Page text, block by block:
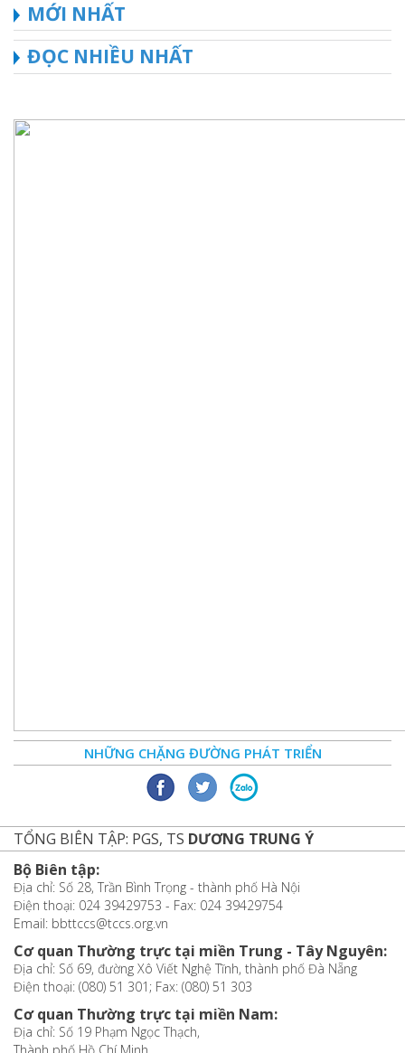
MỚI NHẤT
ĐỌC NHIỀU NHẤT
NHỮNG CHẶNG ĐƯỜNG PHÁT TRIỂN
TỔNG BIÊN TẬP: PGS, TS DƯƠNG TRUNG Ý
Bộ Biên tập:
Địa chỉ: Số 28, Trần Bình Trọng - thành phố Hà Nội
Điện thoại: 024 39429753 - Fax: 024 39429754
Email: bbttccs@tccs.org.vn
Cơ quan Thường trực tại miền Trung - Tây Nguyên:
Địa chỉ: Số 69, đường Xô Viết Nghệ Tĩnh, thành phố Đà Nẵng
Điện thoại: (080) 51 301; Fax: (080) 51 303
Cơ quan Thường trực tại miền Nam:
Địa chỉ: Số 19 Phạm Ngọc Thạch,